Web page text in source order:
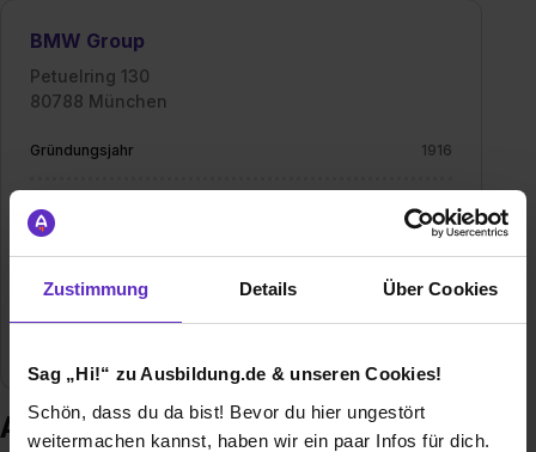
Zustimmung Details Über Cookies
Sag „Hi!“ zu Ausbildung.de & unseren Cookies!
Schön, dass du da bist! Bevor du hier ungestört
weitermachen kannst, haben wir ein paar Infos für dich.
BMW Group
Petuelring 130
80788 München
Gründungsjahr 1916
Mitarbeiter über 154.540
BrancheAutomobil, Bank / Finanzen, Elektro/Elektronik, IT /
Ausbildung bei der BMW Group